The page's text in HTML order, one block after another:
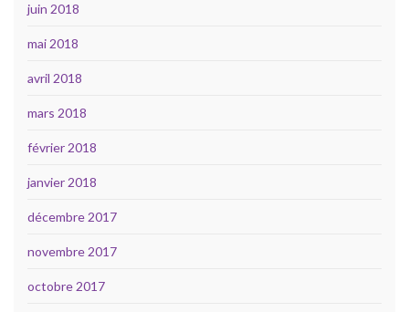
juin 2018
mai 2018
avril 2018
mars 2018
février 2018
janvier 2018
décembre 2017
novembre 2017
octobre 2017